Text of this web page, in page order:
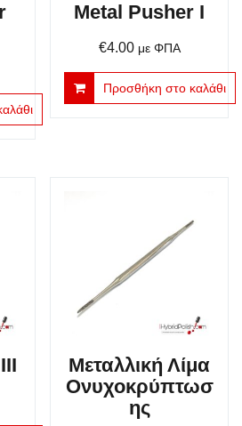
Metal Pusher Ι
€4.00 με ΦΠΑ
Προσθήκη στο καλάθι
Μεταλλική Λίμα
Ονυχοκρύπτωσ
ης